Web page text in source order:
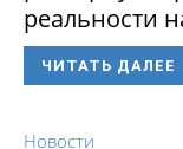
реальности
ЧИТАТЬ ДАЛЕЕ
Новости